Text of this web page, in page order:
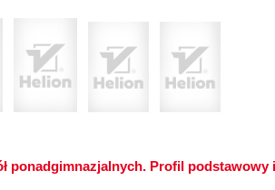
ponadgimnazjalnych. Profil podstawowy